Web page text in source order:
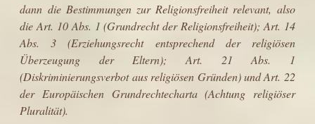
dann die Bestimmungen zur Religionsfreiheit relevant, also
die Art. 10 Abs. 1 (Grundrecht der Religionsfreiheit); Art. 14
Abs. 3 (Erziehungsrecht entsprechend der religiösen
Überzeugung der Eltern); Art. 21 Abs. 1
(Diskriminierungsverbot aus religiösen Gründen) und Art. 22
der Europäischen Grundrechtecharta (Achtung religiöser
Pluralität).